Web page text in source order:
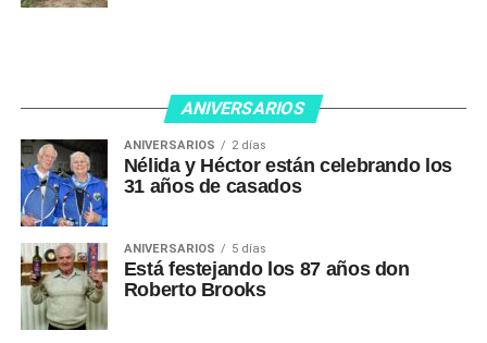
ANIVERSARIOS
ANIVERSARIOS 2 días
Nélida y Héctor están celebrando los
31 años de casados
ANIVERSARIOS 5 días
Está festejando los 87 años don
Roberto Brooks